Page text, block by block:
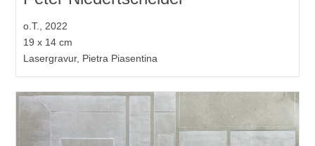
o.T., 2022
19 x 14 cm
Lasergravur, Pietra Piasentina